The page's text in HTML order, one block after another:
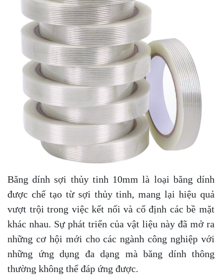
Băng dính sợi thủy tinh 10mm là loại băng dính
được chế tạo từ sợi thủy tinh, mang lại hiệu quả
vượt trội trong việc kết nối và cố định các bề mặt
khác nhau. Sự phát triển của vật liệu này đã mở ra
những cơ hội mới cho các ngành công nghiệp với
những ứng dụng đa dạng mà băng dính thông
thường không thể đáp ứng được.